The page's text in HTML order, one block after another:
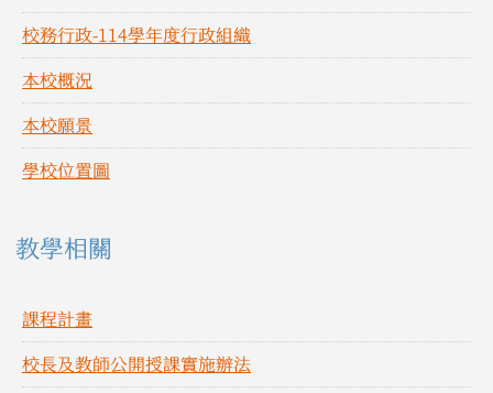
校務行政-114學年度行政組織
本校概況
本校願景
學校位置圖
教學相關
課程計畫
校長及教師公開授課實施辦法